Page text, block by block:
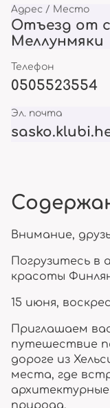
Адрес / Место
Отъезд от
Меллунмяки
Телефон
0505523554
Эл. почта
Внимание,
Погрузитесь в
красоты
Приглашаем
путешествие
дороге из
места, где
природа.